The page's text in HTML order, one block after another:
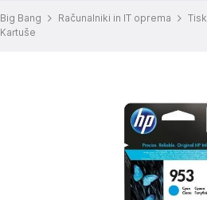
Big Bang Računalniki in IT oprema
Kartuše